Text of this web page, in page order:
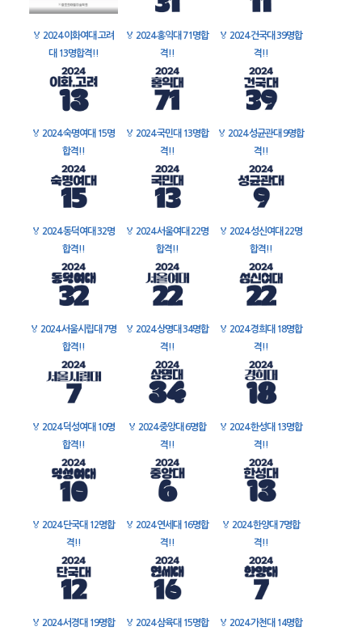
🏅 2024 이화여대 고려
대 13명합격!!
🏅 2024 홍익대 71명합
격!!
🏅 2024 건국대 39명합
격!!
🏅 2024 숙명여대 15명
합격!!
🏅 2024 국민대 13명합
격!!
🏅 2024 성균관대 9명합
격!!
🏅 2024 동덕여대 32명
합격!!
🏅 2024 서울여대 22명
합격!!
🏅 2024 성신여대 22명
합격!!
🏅 2024 서울시립대 7명
합격!!
🏅 2024 상명대 34명합
격!!
🏅 2024 경희대 18명합
격!!
🏅 2024 덕성여대 10명
합격!!
🏅 2024 중앙대 6명합
격!!
🏅 2024 한성대 13명합
격!!
🏅 2024 단국대 12명합
격!!
🏅 2024 연세대 16명합
격!!
🏅 2024 한양대 7명합
격!!
🏅 2024 서경대 19명합
🏅 2024 삼육대 15명합
🏅 2024 가천대 14명합